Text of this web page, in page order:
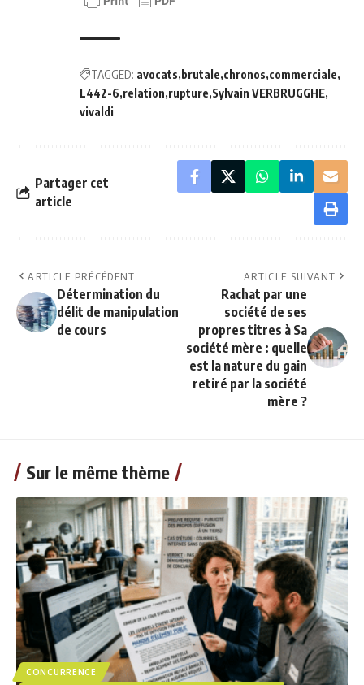
TAGGED: avocats brutale chronos commerciale
L442-6 relation rupture Sylvain VERBRUGGHE
vivaldi
Partager cet
article
ARTICLE PRÉCÉDENT
Détermination du
délit de manipulation
de cours
ARTICLE SUIVANT
Rachat par une
société de ses
propres titres à Sa
société mère : quelle
est la nature du gain
retiré par la société
mère ?
Sur le même thème
CONCURRENCE